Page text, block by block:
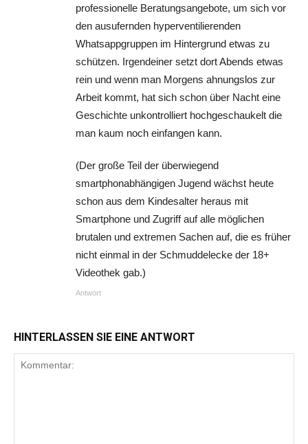
professionelle Beratungsangebote, um sich vor
den ausufernden hyperventilierenden
Whatsappgruppen im Hintergrund etwas zu
schützen. Irgendeiner setzt dort Abends etwas
rein und wenn man Morgens ahnungslos zur
Arbeit kommt, hat sich schon über Nacht eine
Geschichte unkontrolliert hochgeschaukelt die
man kaum noch einfangen kann.
(Der große Teil der überwiegend
smartphonabhängigen Jugend wächst heute
schon aus dem Kindesalter heraus mit
Smartphone und Zugriff auf alle möglichen
brutalen und extremen Sachen auf, die es früher
nicht einmal in der Schmuddelecke der 18+
Videothek gab.)
Antwort
HINTERLASSEN SIE EINE ANTWORT